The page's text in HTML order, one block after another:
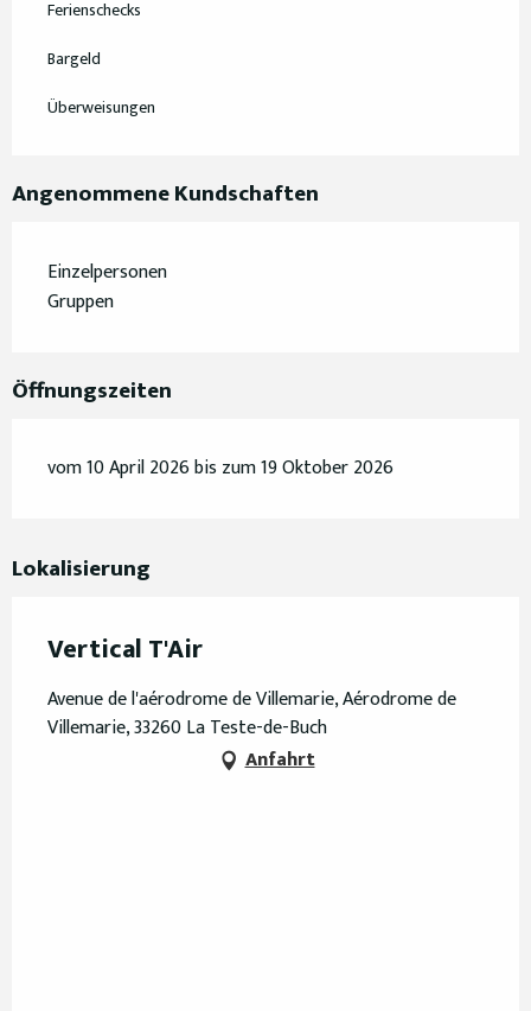
Ferienschecks
Bargeld
Überweisungen
Angenommene Kundschaften
Einzelpersonen
Gruppen
Öffnungszeiten
vom 10 April 2026 bis zum 19 Oktober 2026
Lokalisierung
Vertical T'Air
Avenue de l'aérodrome de Villemarie, Aérodrome de
Villemarie, 33260 La Teste-de-Buch
Anfahrt